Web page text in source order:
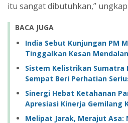
itu sangat dibutuhkan,”
BACA JUGA
India Sebut Kunjungan PM
Tinggalkan Kesan
Sistem Kelistrikan Sumatra
Sempat Beri Perhatian
Sinergi Hebat Ketahanan
Apresiasi Kinerja Gemilang
‎Melipat Jarak, Merajut Asa: